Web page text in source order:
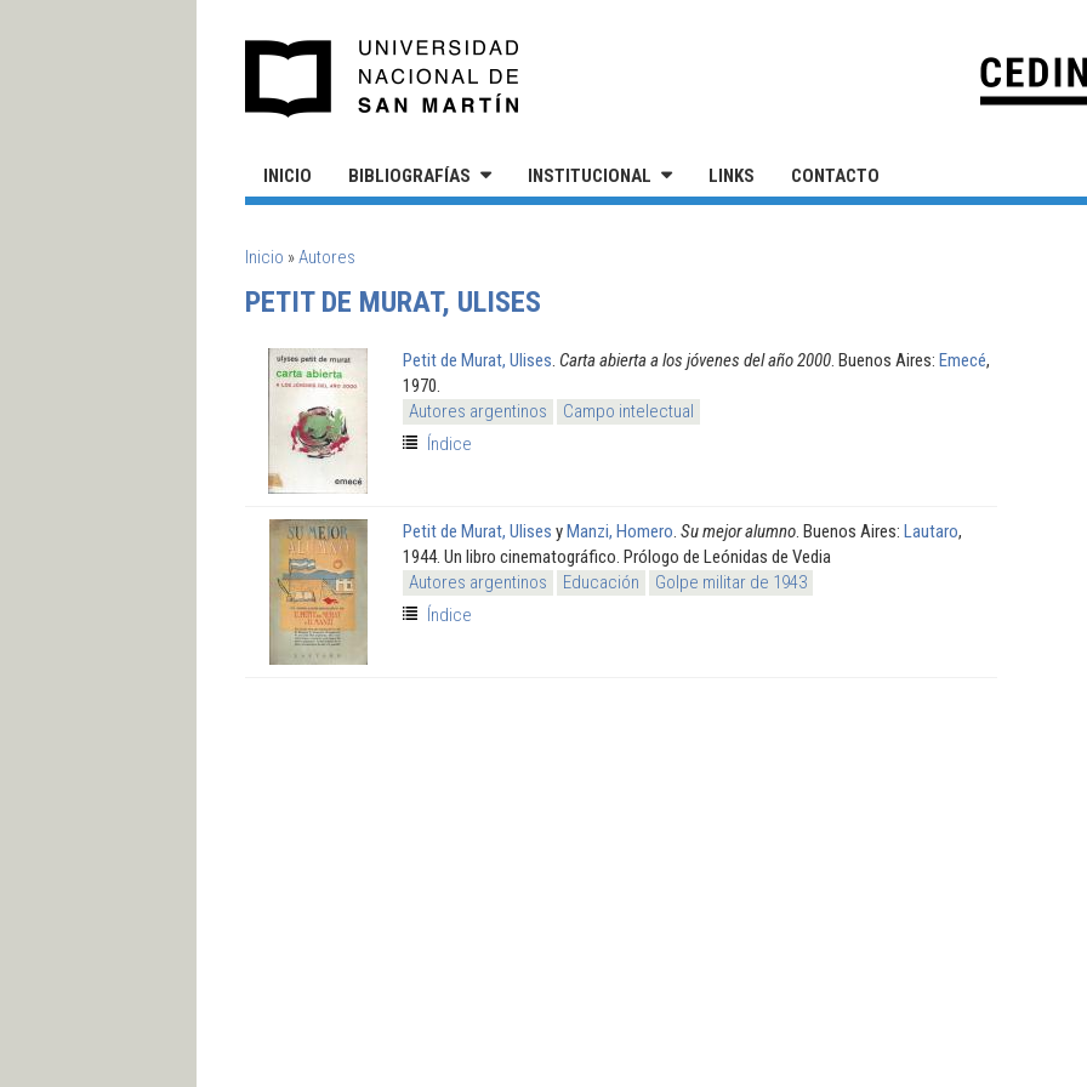
INICIO BIBLIOGRAFÍAS INSTITUCIONAL LINKS CONTACTO
SE ENCUENTRA USTED AQUÍ
Inicio »Autores
PETIT DE MURAT, ULISES
Petit de Murat, Ulises Carta abierta a los jóvenes del año 2000 . Buenos Aires: Emecé,
1970.
Autores argentinos
Campo intelectual
Índice
Petit de Murat, Ulises yManzi, Homero Su mejor alumno . Buenos Aires: Lautaro,
1944. Un libro cinematográfico. Prólogo de Leónidas de Vedia
Autores argentinos
Educación
Golpe militar de 1943
Índice